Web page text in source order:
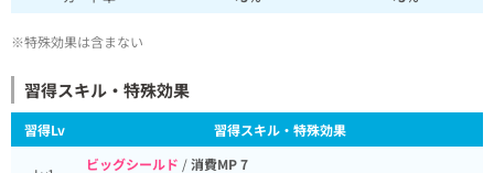
※特殊効果は含まない
習得スキル・特殊効果
習得Lv 習得スキル・特殊効果
ビッグシールド /消費MP 7